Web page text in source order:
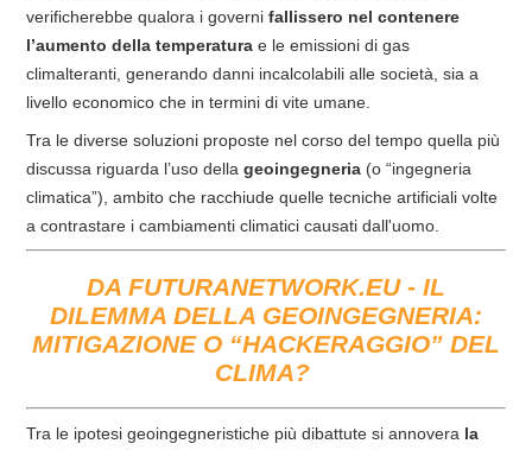
verificherebbe qualora i governi fallissero nel contenere
l’aumento della temperatura e le emissioni di gas
climalteranti, generando danni incalcolabili alle società, sia a
livello economico che in termini di vite umane.
Tra le diverse soluzioni proposte nel corso del tempo quella più
discussa riguarda l’uso della geoingegneria (o “ingegneria
climatica”), ambito che racchiude quelle tecniche artificiali volte
a contrastare i cambiamenti climatici causati dall'uomo.
DA FUTURANETWORK.EU - IL
DILEMMA DELLA GEOINGEGNERIA:
MITIGAZIONE O “HACKERAGGIO” DEL
CLIMA?
Tra le ipotesi geoingegneristiche più dibattute si annovera la